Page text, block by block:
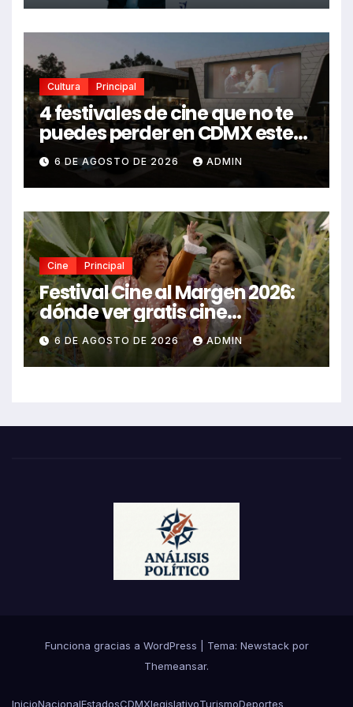
Cultura Principal
4 festivales de cine que no te
puedes perder en CDMX este
2026
6 DE AGOSTO DE 2026 ADMIN
Cine Principal
Festival Cine al Margen 2026:
dónde ver gratis cine
mexicano independiente en
CDMX y en línea
6 DE AGOSTO DE 2026 ADMIN
Funciona gracias a WordPress Tema: Newstackpor
Themeansar.
InicioNacionalEstadosCDMXlegislativoTurismoDeportes